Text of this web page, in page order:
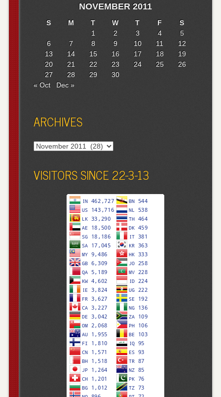
NOVEMBER 2011
S M T W T F
S
1
2 3 4
5
6
7 8 9 10 11
12
13
14 15 16 17 18
19
20
21 22 23 24 25
26
27
28 29
30
« Oct
Dec »
ARCHIVES
Archives
VISITORS SINCE 22-3-13